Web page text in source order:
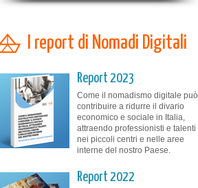
I report di Nomadi Digitali
Report 2023
Come il nomadismo digitale può
contribuire a ridurre il divario
economico e sociale in Italia,
attraendo professionisti e talenti
nei piccoli centri e nelle aree
interne del nostro Paese.
Report 2022